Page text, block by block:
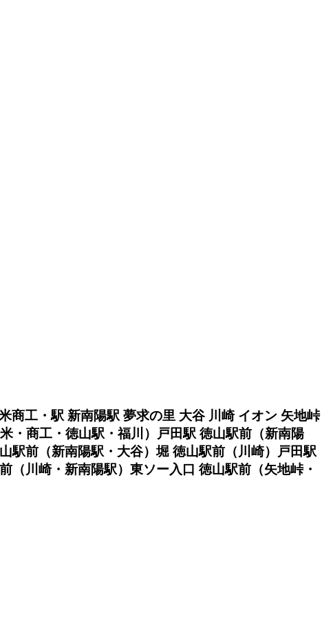
商工・駅 新南陽駅 夢求の里 大谷 川崎 イオン 矢地峠
・商工・徳山駅・福川）戸田駅 徳山駅前（新南陽
駅前（新南陽駅・大谷）堀 徳山駅前（川崎）戸田駅
川崎・新南陽駅）東ソー入口 徳山駅前（矢地峠・